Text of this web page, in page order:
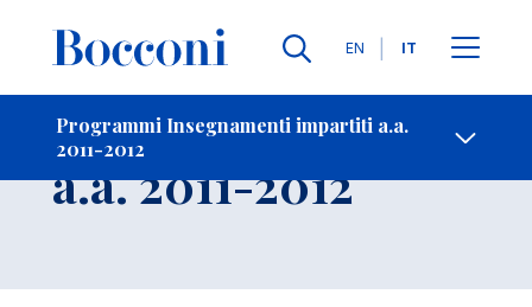
Lingue
EN IT
Programmi Insegnamenti impartiti a.a.
2011-2012
-
Insegnamento
a.a. 2011-2012